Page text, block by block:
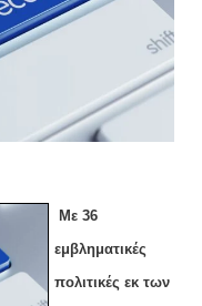
Με 36
εμβληματικές
πολιτικές εκ των